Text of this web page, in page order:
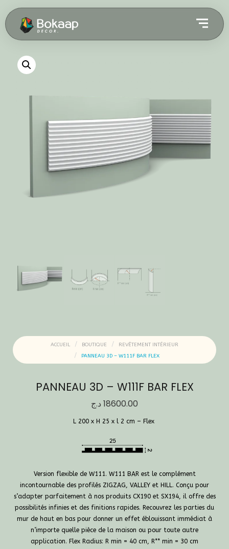
ACCUEIL BOUTIQUE
REVÊTEMENT INTÉRIEUR
PANNEAU 3D – W111F BAR FLEX
PANNEAU 3D – W111F BAR FLEX
18600.00 د.ج
L 200 x H 25 x l 2 cm – Flex ‎
Version flexible de W111. W111 BAR est le complément
incontournable des profilés ZIGZAG, VALLEY et HILL. Conçu pour
s’adapter parfaitement à nos produits CX190 et SX194, il offre des
possibilités infinies et des finitions rapides. Recouvrez les parties du
mur de haut en bas pour donner un effet éblouissant immédiat à
n’importe quelle pièce de la maison ou pour toute autre
application. Flex Radius: R min = 40 cm, R** min = 30 cm